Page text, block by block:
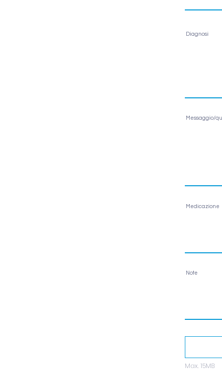
Diagnosi
Messaggio/
Medicazione
Note
Max. 15MB